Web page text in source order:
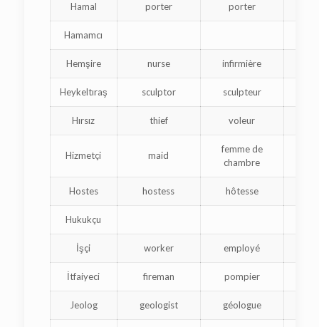
Hamal porter porter
Hamamcı
Hemşire nurse infirmière
Heykeltıraş sculptor sculpteur
Hırsız thief voleur
Hizmetçi maid
femme de
chambre
Hostes hostess hôtesse
Hukukçu
İşçi worker employé
İtfaiyeci fireman pompier
Jeolog geologist géologue